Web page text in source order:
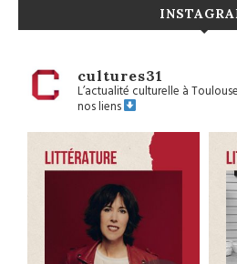
cultures31
L’actualité culturelle à
nos liens